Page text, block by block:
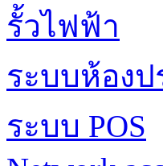
รั้วไฟฟ้า
ระบบห้องป
ระบบ POS